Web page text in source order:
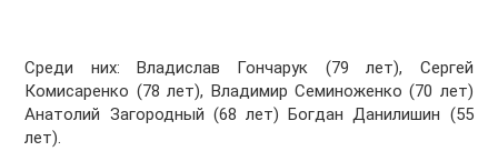
Среди них: Владислав Гончарук (79 лет), Сергей
Комисаренко (78 лет), Владимир Семиноженко (70 лет)
Анатолий Загородный (68 лет) Богдан Данилишин (55
лет).